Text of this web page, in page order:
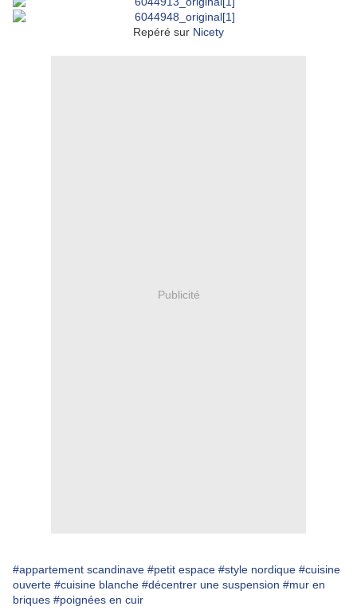
Repéré sur Nicety
Publicité
#appartement scandinave #petit espace #style nordique #cuisine
ouverte #cuisine blanche #décentrer une suspension #mur en
briques #poignées en cuir